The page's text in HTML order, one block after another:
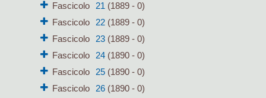
Fascicolo
21 (1889 - 0)
Fascicolo
22(1889 - 0)
Fascicolo
23(1889 - 0)
Fascicolo
24(1890 - 0)
Fascicolo
25(1890 - 0)
Fascicolo
26(1890 - 0)